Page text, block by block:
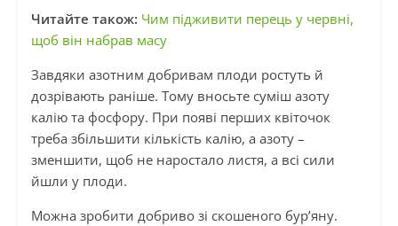
Читайте також: Чим підживити перець у червні,
щоб він набрав масу
Завдяки азотним добривам плоди ростуть й
дозрівають раніше. Тому вносьте суміш азоту
калію та фосфору. При появі перших квіточок
треба збільшити кількість калію, а азоту –
зменшити, щоб не наростало листя, а всі сили
йшли у плоди.
Можна зробити добриво зі скошеного бур’яну.